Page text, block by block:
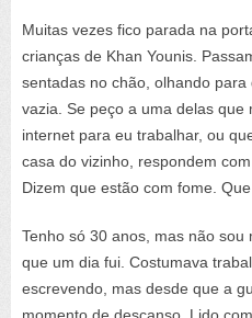
Muitas vezes fico parada na
crianças de Khan Younis.
sentadas no chão, olhando
vazia. Se peço a uma delas que
internet para eu trabalhar, ou
casa do vizinho, respondem
Dizem que estão com fome.
Tenho só 30 anos, mas não
que um dia fui. Costumava
escrevendo, mas desde que a
momento de descanso. Lido